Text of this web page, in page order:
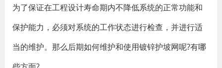
为了保证在工程设计寿命期内不降低系统的正常功能和
保护能力，必须对系统的工作状态进行检查，并进行适
当的维护。那么后期如何维护和使用镀锌护坡网呢?有哪